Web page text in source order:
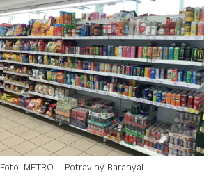
Foto: METRO – Potraviny Baranyai